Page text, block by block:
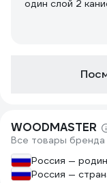
один слой 2
WOODMASTER
Все товары бренда
Россия —
Россия —